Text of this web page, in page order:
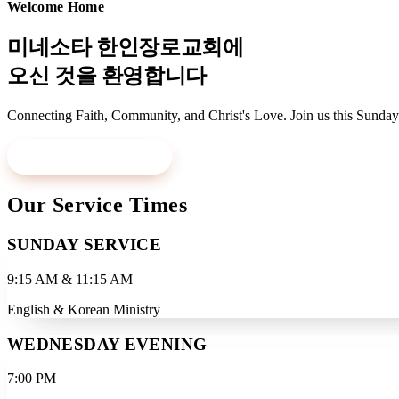
Welcome Home
미네소타 한인장로교회에
오신 것을 환영합니다
Connecting Faith, Community, and Christ's Love. Join us this
Our Service Times
SUNDAY SERVICE
9:15 AM & 11:15 AM
English & Korean Ministry
WEDNESDAY EVENING
7:00 PM